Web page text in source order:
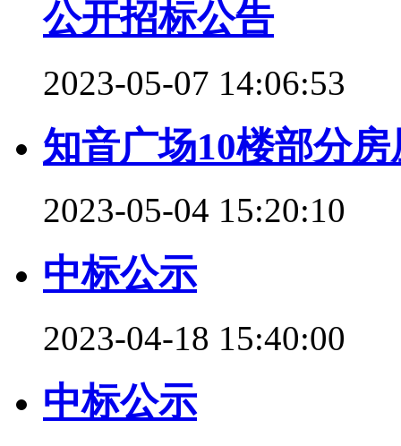
公开招标公告
2023-05-07 14:06:53
知音广场10楼部分
2023-05-04 15:20:10
中标公示
2023-04-18 15:40:00
中标公示